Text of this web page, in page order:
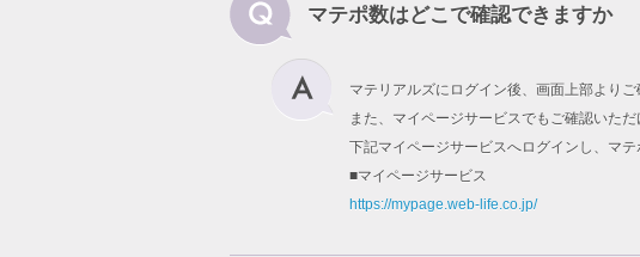
マテポ数はどこで確認できますか
マテリアルズにログイン後、画面上部よりご
また、マイページサービスでもご確認いただ
下記マイページサービスへログインし、マ
■マイページサービス
https://mypage.web-life.co.jp/